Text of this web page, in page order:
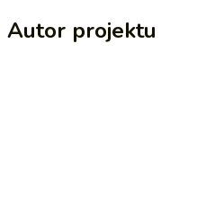
Autor projektu